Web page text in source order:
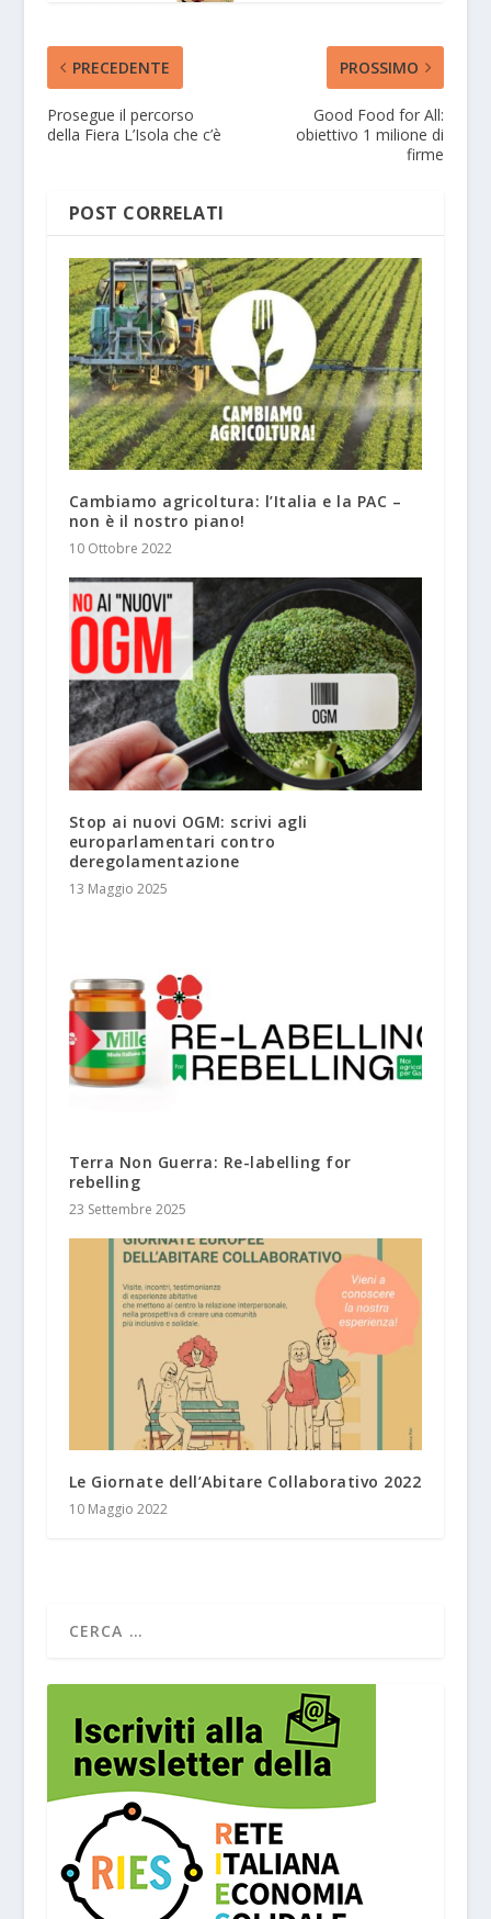
PRECEDENTE
Prosegue il percorso
della Fiera L’Isola che c’è
PROSSIMO
Good Food for All:
obiettivo 1 milione di
firme
POST CORRELATI
Cambiamo agricoltura: l’Italia e la PAC –
non è il nostro piano!
10 Ottobre 2022
Stop ai nuovi OGM: scrivi agli
europarlamentari contro
deregolamentazione
13 Maggio 2025
Terra Non Guerra: Re-labelling for
rebelling
23 Settembre 2025
Le Giornate dell’Abitare Collaborativo 2022
10 Maggio 2022